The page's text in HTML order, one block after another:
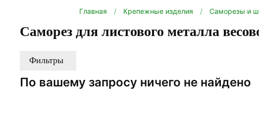
Главная Крепежные изделия Саморезы и
Саморез для листового металла
Фильтры
По вашему запросу ничего не найдено